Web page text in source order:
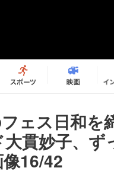
ェス日和を
貫妙子、ず
16/42